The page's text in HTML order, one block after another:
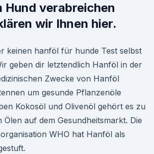
Hund verabreichen
wir Ihnen hier.
keinen hanföl für hunde Test selbst
geben dir letztendlich Hanföl in der
Zwecke von Hanföl
um gesunde Pflanzenöle
Kokosöl und Olivenöl gehört es zu
auf dem Gesundheitsmarkt. Die
WHO hat Hanföl als